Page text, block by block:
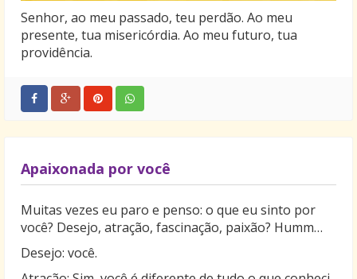
Senhor, ao meu passado, teu perdão. Ao meu
presente, tua misericórdia. Ao meu futuro, tua
providência.
Apaixonada por você
Muitas vezes eu paro e penso: o que eu sinto por
você? Desejo, atração, fascinação, paixão? Humm…
Desejo: você.